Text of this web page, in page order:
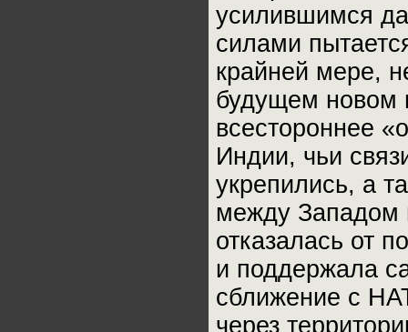
усилившимся
силами
крайней мере,
будущем новом
всестороннее
Индии, чьи
укрепились, а
между Западом
отказалась от
и поддержала
сближение с
через